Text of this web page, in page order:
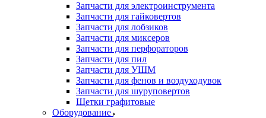
Запчасти для электроинструмента
Запчасти для гайковертов
Запчасти для лобзиков
Запчасти для миксеров
Запчасти для перфораторов
Запчасти для пил
Запчасти для УШМ
Запчасти для фенов и воздуходувок
Запчасти для шуруповертов
Щетки графитовые
Оборудование